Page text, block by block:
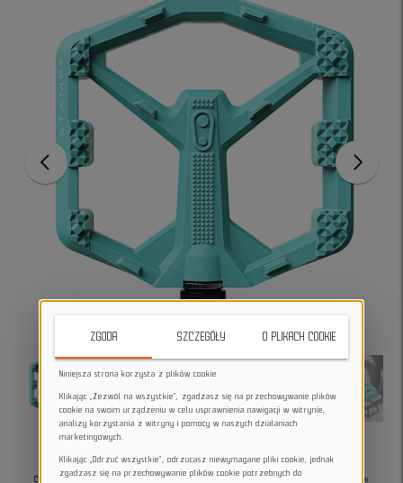
Crankbrothers Stamp 0 Turquoise Large
to pedały platformowe stworzone dla riderów
ZGODA SZCZEGÓŁY O PLIKACH COOKIE
Niniejsza strona korzysta z plików cookie
Klikając „Zezwól na wszystkie”, zgadzasz się na przechowywanie plików
cookie na swoim urządzeniu w celu usprawnienia nawigacji w witrynie,
analizy korzystania z witryny i pomocy w naszych działaniach
marketingowych.
Klikając „Odrzuć wszystkie”, odrzucasz niewymagane pliki cookie, jednak
zgadzasz się na przechowywanie plików cookie potrzebnych do